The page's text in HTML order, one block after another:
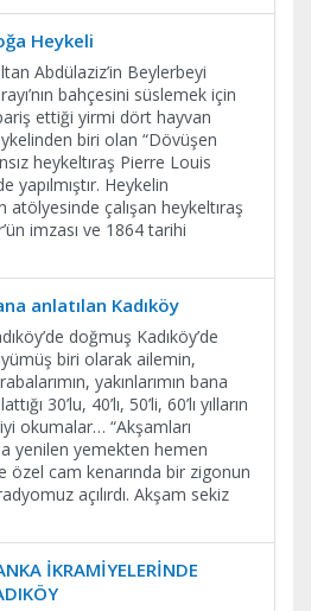
Heykeli
Abdülaziz’in Beylerbeyi
bahçesini süslemek için
ettiği yirmi dört hayvan
biri olan “Dövüşen
heykeltıraş Pierre Louis
yapılmıştır. Heykelin
atölyesinde çalışan heykeltıraş
imzası ve 1864 tarihi
anlatılan Kadıköy
doğmuş Kadıköy’de
biri olarak ailemin,
yakınlarımın bana
30’lu, 40’lı, 50’li, 60’lı yılların
okumalar… “Akşamları
yenilen yemekten hemen
özel cam kenarında bir zigonun
açılırdı. Akşam sekiz
İKRAMİYELERİNDE